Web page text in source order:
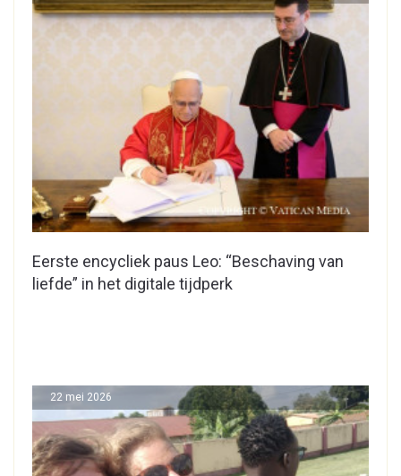
Eerste encycliek paus Leo: “Beschaving van
liefde” in het digitale tijdperk
22 mei 2026